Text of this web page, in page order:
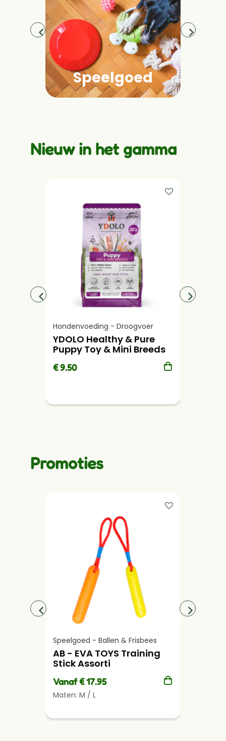
Speelgoed
Nieuw in het gamma
Hondenvoeding - Droogvoer
YDOLO Healthy & Pure
Puppy Toy & Mini Breeds
€ 9.50
Promoties
Speelgoed - Ballen & Frisbees
AB - EVA TOYS Training
Stick Assorti
Vanaf € 17.95
Maten: M / L